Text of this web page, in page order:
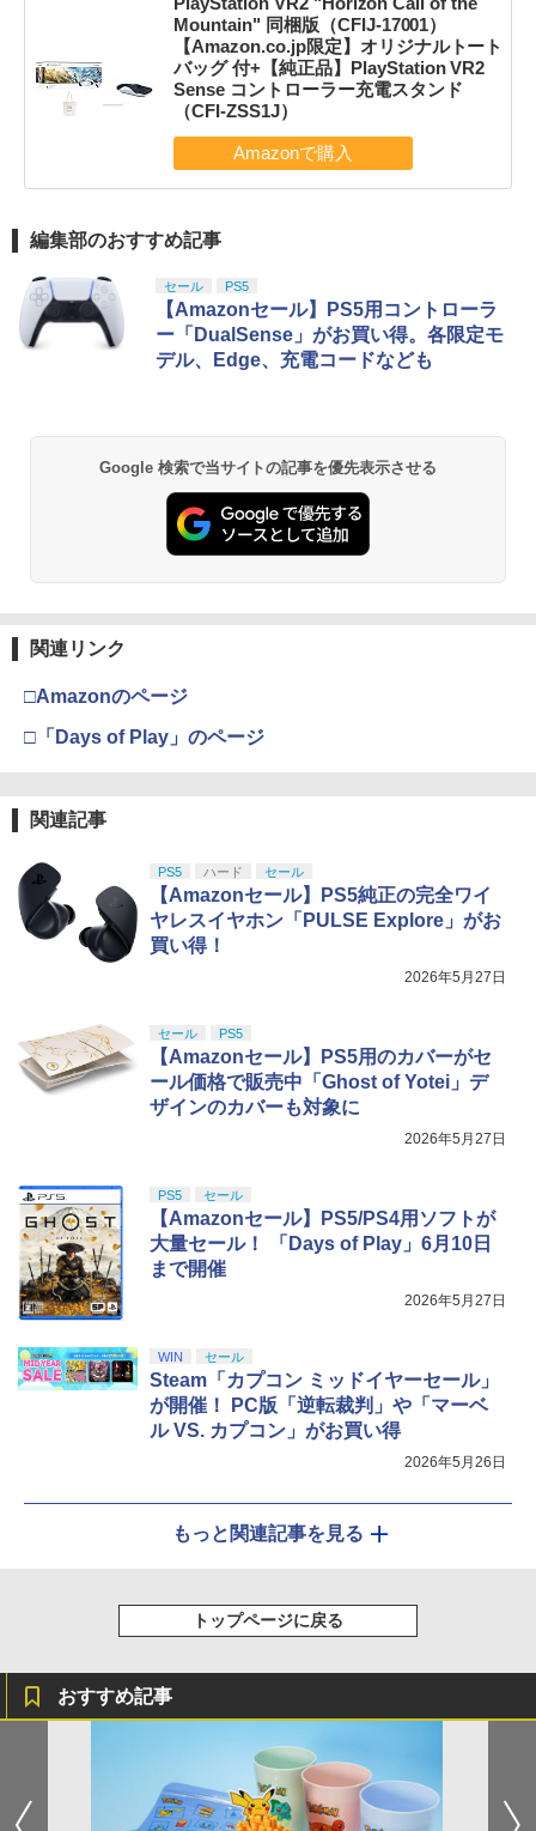
Mountain" 同梱版（CFIJ-17001）
【Amazon.co.jp限定】オリジナルトート
バッグ 付+【純正品】PlayStation VR2
Sense コントローラー充電スタンド
（CFI-ZSS1J）
編集部のおすすめ記事
セール PS5
【Amazonセール】PS5用コントローラ
ー「DualSense」がお買い得。各限定モ
デル、Edge、充電コードなども
Google 検索で当サイトの記事を優先表示させる
関連リンク
□Amazonのページ
□「Days of Play」のページ
関連記事
PS5 ハード セール
【Amazonセール】PS5純正の完全ワイ
ヤレスイヤホン「PULSE Explore」がお
買い得！
2026年5月27日
セール PS5
【Amazonセール】PS5用のカバーがセ
ール価格で販売中「Ghost of Yotei」デ
ザインのカバーも対象に
2026年5月27日
PS5 セール
【Amazonセール】PS5/PS4用ソフトが
大量セール！ 「Days of Play」6月10日
まで開催
2026年5月27日
WIN セール
Steam「カプコン ミッドイヤーセール」
が開催！ PC版「逆転裁判」や「マーベ
ル VS. カプコン」がお買い得
2026年5月26日
もっと関連記事を見る
トップページに戻る
おすすめ記事